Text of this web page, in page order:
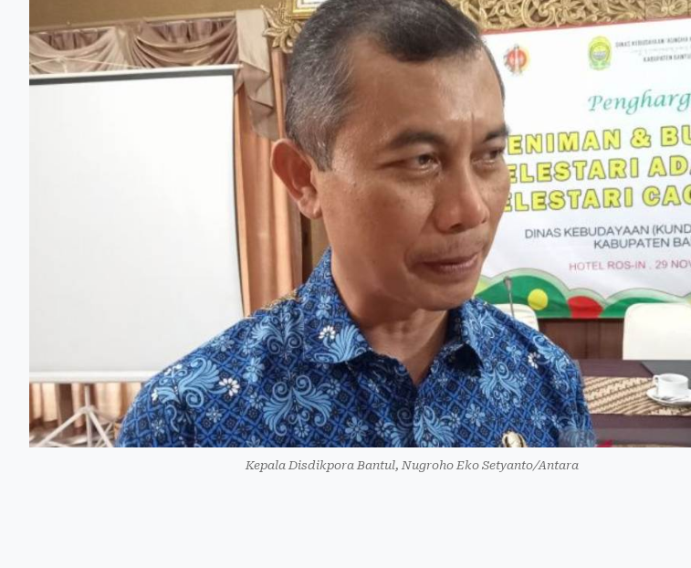
Kepala Disdikpora Bantul, Nugroho Eko Setyanto/Antara